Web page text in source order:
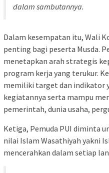
dalam sambutannya.
Dalam kesempatan itu, Wali
penting bagi peserta Musda.
menetapkan arah strategis
program kerja yang terukur.
memiliki target dan indikator
kegiatannya serta mampu
pemerintah, dunia usaha,
Ketiga, Pemuda PUI diminta
nilai Islam Wasathiyah yakni
mencerahkan dalam setiap